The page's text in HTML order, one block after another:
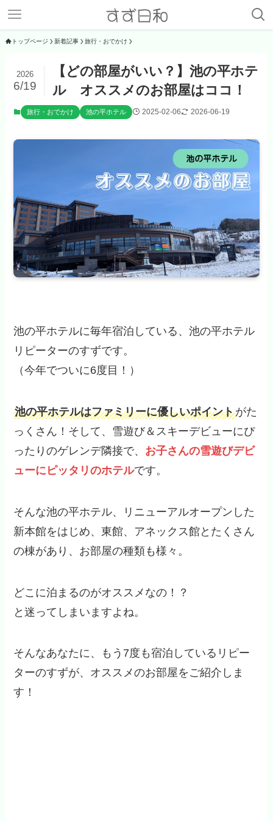
トップページ 新着記事 旅行・おでかけ
【どの部屋がいい？】池の平ホテ
ル オススメのお部屋はココ！
2026
6/19
旅行・おでかけ 池の平ホテル 2025-02-06 2026-06-19
池の平ホテルに毎年宿泊している、池の平ホテル
リピーターのすずです。
（今年でついに6度目！）
池の平ホテルはファミリーに優しいポイントがた
っくさん！そして、雪遊び＆スキーデビューにぴ
ったりのゲレンデ隣接で、 お子さんの雪遊びデビ
ューにピッタリのホテルです。
そんな池の平ホテル、リニューアルオープンした
新本館をはじめ、東館、アネックス館とたくさん
の棟があり、お部屋の種類も様々。
どこに泊まるのがオススメなの！？
と迷ってしまいますよね。
そんなあなたに、もう7度も宿泊しているリピー
ターのすずが、オススメのお部屋をご紹介しま
す！